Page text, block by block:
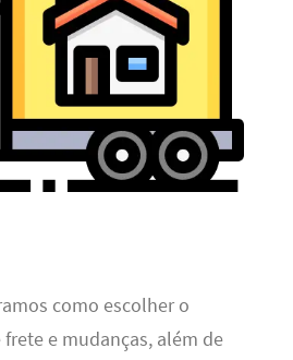
como escolher o
e mudanças, além de